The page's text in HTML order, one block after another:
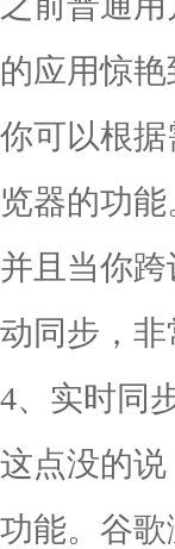
的应用惊
你可以根
览器的功
并且当你
动同步，非
4、实时同
这点没的
功能。谷